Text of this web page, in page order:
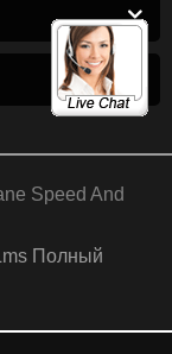
Speed ​​And
Полный